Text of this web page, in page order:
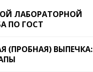
ЛАБОРАТОРНОЙ
ПО ГОСТ
(ПРОБНАЯ) ВЫПЕЧКА: